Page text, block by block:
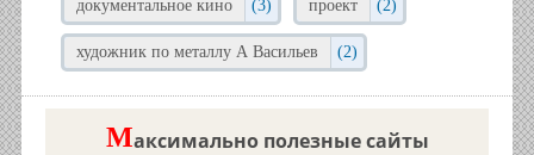
документальное кино (3) проект (2)
художник по металлу А Васильев (2)
Максимально полезные сайты